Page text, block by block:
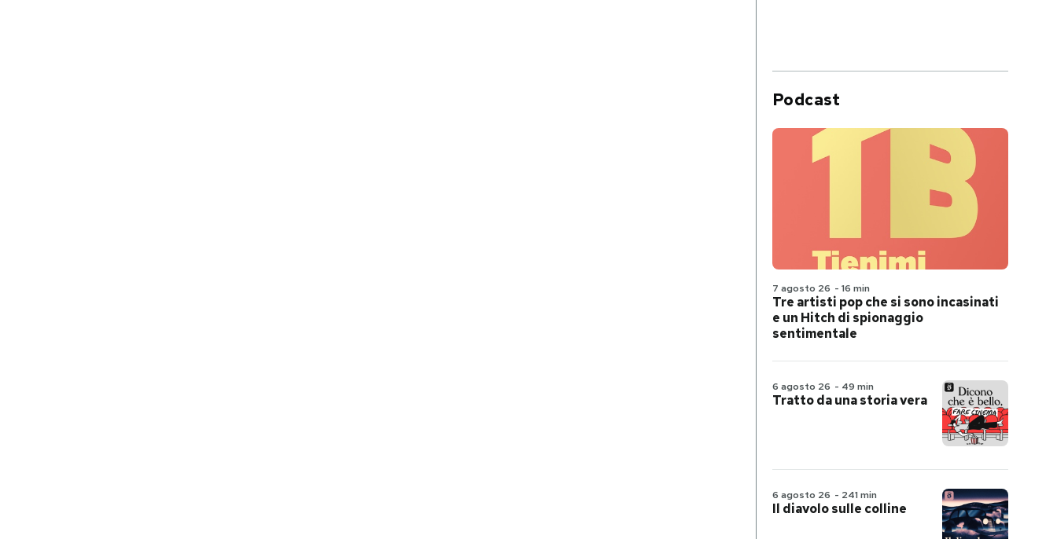
Podcast
7 agosto 26 - 16 min
Tre artisti pop che si sono incasinati
e un Hitch di spionaggio
sentimentale
6 agosto 26 - 49 min
Tratto da una storia vera
6 agosto 26 - 241 min
Il diavolo sulle colline